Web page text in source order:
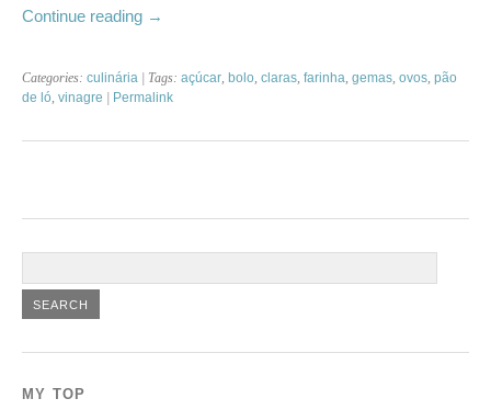
Continue reading →
Categories: culinária | Tags: açúcar bolo claras farinha gemas ovos pão
de ló vinagre | Permalink
MY TOP